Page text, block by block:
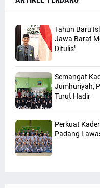
Tahun Baru
Jawa Barat
Ditulis"
Semangat
Jumhuriyah,
Turut Hadir
Perkuat
Padang